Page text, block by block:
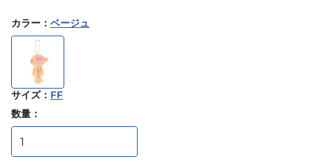
カラー ： ベージュ
サイズ： FF
数量：